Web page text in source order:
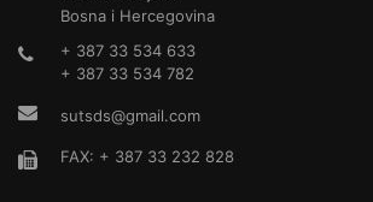
Bosna i Hercegovina
+ 387 33 534 633
+ 387 33 534 782
sutsds@gmail.com
FAX: + 387 33 232 828